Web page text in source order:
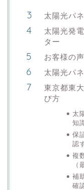
太陽光パ
太陽光発
ター
お客様の声
太陽光パ
東京都東
び方
太
知
保
認
複
（
補
確